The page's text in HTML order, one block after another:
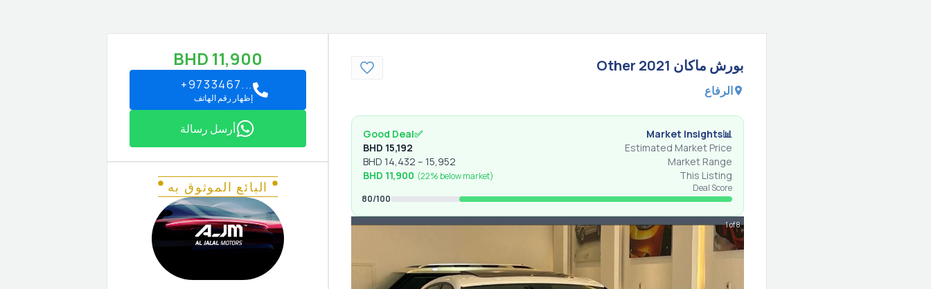
بورش ماكان Other 2021
الرفاع
📊
Market Insights
✅
Good Deal
Estimated Market Price
BHD 15,192
Market Range
BHD14,432 –15,952
This Listing
BHD 11,900 (22% belowmarket)
Deal Score
80/100
1 of 8
BHD 11,900
+9733467...
إظهار رقم الهاتف
أرسل رسالة
البائع الموثوق به